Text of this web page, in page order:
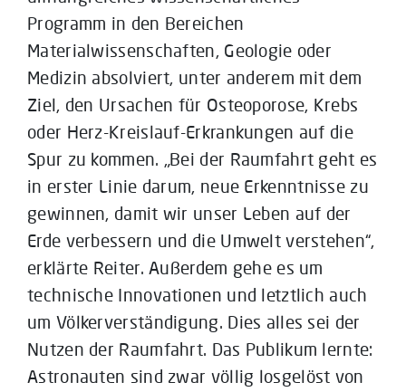
Programm in den Bereichen
Materialwissenschaften, Geologie oder
Medizin absolviert, unter anderem mit dem
Ziel, den Ursachen für Osteoporose, Krebs
oder Herz-Kreislauf-Erkrankungen auf die
Spur zu kommen. „Bei der Raumfahrt geht es
in erster Linie darum, neue Erkenntnisse zu
gewinnen, damit wir unser Leben auf der
Erde verbessern und die Umwelt verstehen“,
erklärte Reiter. Außerdem gehe es um
technische Innovationen und letztlich auch
um Völkerverständigung. Dies alles sei der
Nutzen der Raumfahrt. Das Publikum lernte:
Astronauten sind zwar völlig losgelöst von